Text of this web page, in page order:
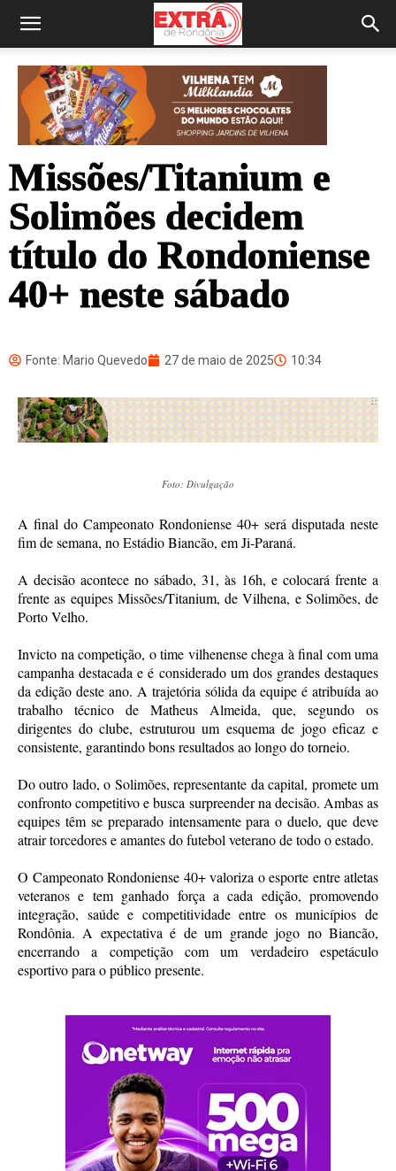
Missões/Titanium e
Solimões decidem
título do Rondoniense
40+ neste sábado
Fonte: Mario Quevedo 27 de maio de 2025 10:34
Foto: Divulgação
A final do Campeonato Rondoniense 40+ será disputada neste
fim de semana, no Estádio Biancão, em Ji-Paraná.
A decisão acontece no sábado, 31, às 16h, e colocará frente a
frente as equipes Missões/Titanium, de Vilhena, e Solimões, de
Porto Velho.
Invicto na competição, o time vilhenense chega à final com uma
campanha destacada e é considerado um dos grandes destaques
da edição deste ano. A trajetória sólida da equipe é atribuída ao
trabalho técnico de Matheus Almeida, que, segundo os
dirigentes do clube, estruturou um esquema de jogo eficaz e
consistente, garantindo bons resultados ao longo do torneio.
Do outro lado, o Solimões, representante da capital, promete um
confronto competitivo e busca surpreender na decisão. Ambas as
equipes têm se preparado intensamente para o duelo, que deve
atrair torcedores e amantes do futebol veterano de todo o estado.
O Campeonato Rondoniense 40+ valoriza o esporte entre atletas
veteranos e tem ganhado força a cada edição, promovendo
integração, saúde e competitividade entre os municípios de
Rondônia. A expectativa é de um grande jogo no Biancão,
encerrando a competição com um verdadeiro espetáculo
esportivo para o público presente.